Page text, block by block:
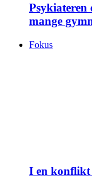
Psykiateren
mange
Fokus
I en konflikt